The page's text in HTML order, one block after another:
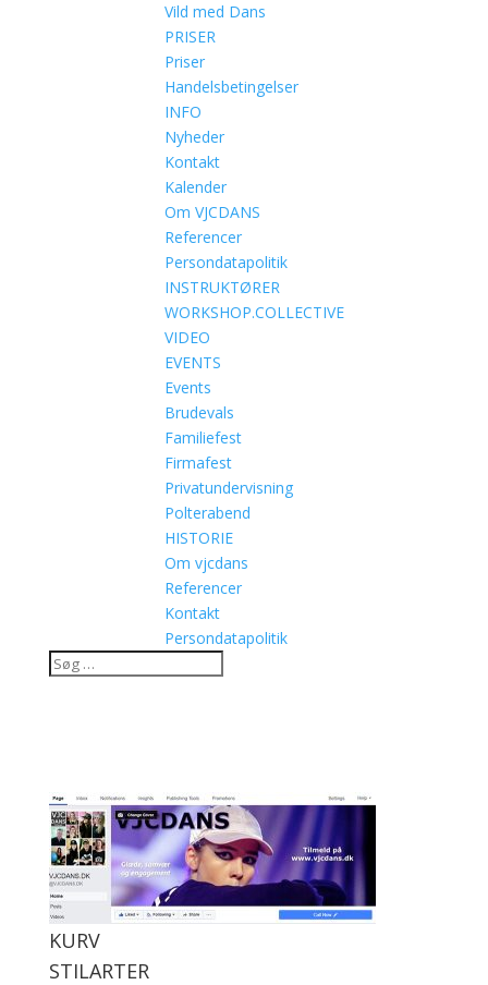
Vild med Dans
PRISER
Priser
Handelsbetingelser
INFO
Nyheder
Kontakt
Kalender
Om VJCDANS
Referencer
Persondatapolitik
INSTRUKTØRER
WORKSHOP.COLLECTIVE
VIDEO
EVENTS
Events
Brudevals
Familiefest
Firmafest
Privatundervisning
Polterabend
HISTORIE
Om vjcdans
Referencer
Kontakt
Persondatapolitik
KURV
STILARTER